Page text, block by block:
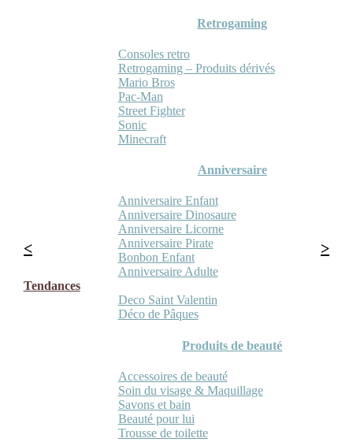
Retrogaming
Consoles retro
Retrogaming – Produits dérivés
Mario Bros
Pac-Man
Street Fighter
Sonic
Minecraft
Anniversaire
Anniversaire Enfant
Anniversaire Dinosaure
Anniversaire Licorne
Anniversaire Pirate
Bonbon Enfant
Anniversaire Adulte
Tendances
Deco Saint Valentin
Déco de Pâques
Produits de beauté
Accessoires de beauté
Soin du visage & Maquillage
Savons et bain
Beauté pour lui
Trousse de toilette